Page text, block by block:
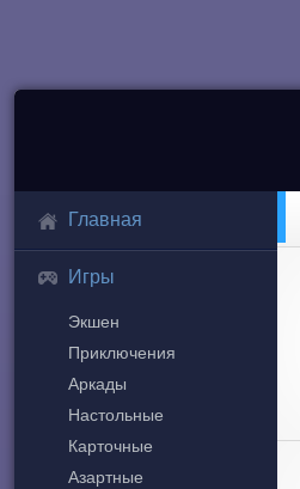
Главная
Игры
Экшен
Приключения
Аркады
Настольные
Карточные
Азартные